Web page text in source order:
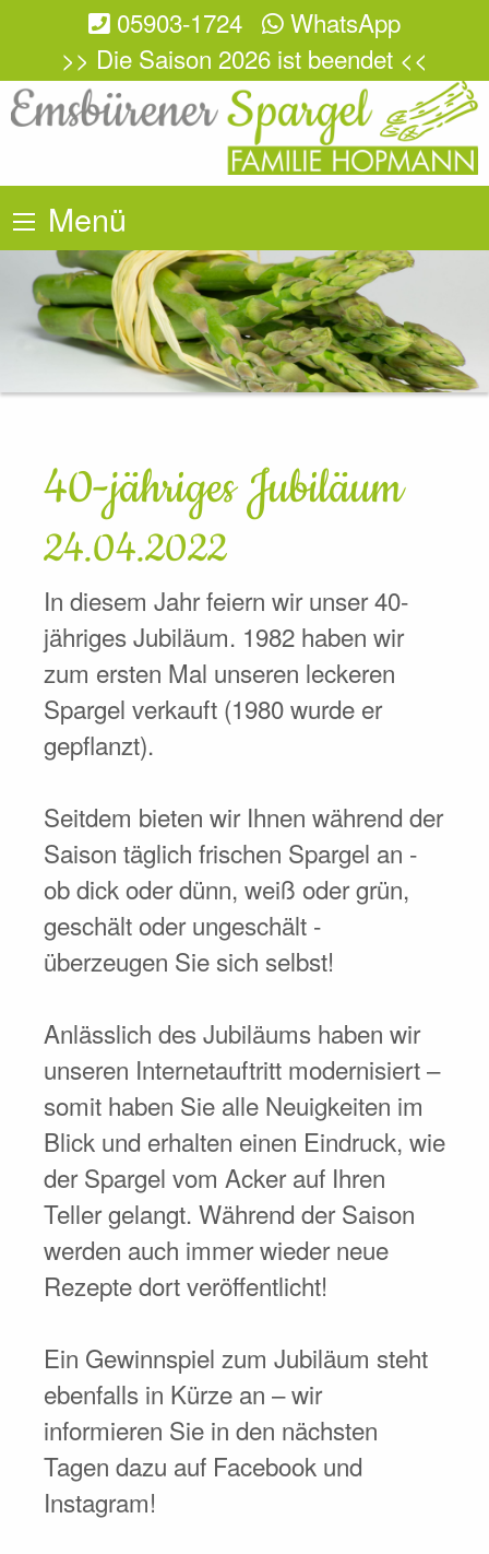
05903-1724
WhatsApp
>> Die Saison 2026 ist beendet <<
Menü
40-jähriges Jubiläum
24.04.2022
In diesem Jahr feiern wir unser 40-
jähriges Jubiläum. 1982 haben wir
zum ersten Mal unseren leckeren
Spargel verkauft (1980 wurde er
gepflanzt).
Seitdem bieten wir Ihnen während der
Saison täglich frischen Spargel an -
ob dick oder dünn, weiß oder grün,
geschält oder ungeschält -
überzeugen Sie sich selbst!
Anlässlich des Jubiläums haben wir
unseren Internetauftritt modernisiert –
somit haben Sie alle Neuigkeiten im
Blick und erhalten einen Eindruck, wie
der Spargel vom Acker auf Ihren
Teller gelangt. Während der Saison
werden auch immer wieder neue
Rezepte dort veröffentlicht!
Ein Gewinnspiel zum Jubiläum steht
ebenfalls in Kürze an – wir
informieren Sie in den nächsten
Tagen dazu auf Facebook und
Instagram!